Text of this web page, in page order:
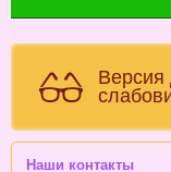
Версия
Наши контакты